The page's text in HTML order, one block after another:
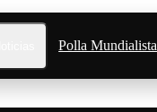
Polla Mundialista